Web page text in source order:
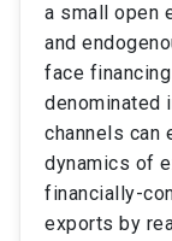
a small open
and
face
denominated
channels can
dynamics of
financially-
exports by